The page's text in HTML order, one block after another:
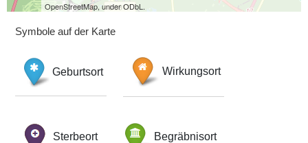
OpenStreetMap, under ODbL.
Symbole auf der Karte
Geburtsort Wirkungsort
Sterbeort Begräbnisort